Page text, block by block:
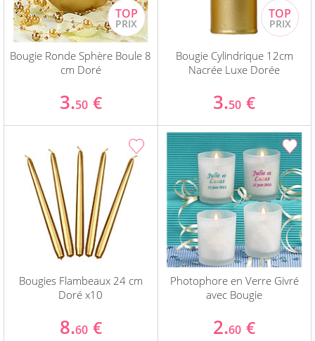
Bougie Ronde Sphère Boule 8
cm Doré
3.50 €
Bougie Cylindrique 12cm
Nacrée Luxe Dorée
3.50 €
Bougies Flambeaux 24 cm
Doré x10
8.60 €
Photophore en Verre Givré
avec Bougie
2.60 €